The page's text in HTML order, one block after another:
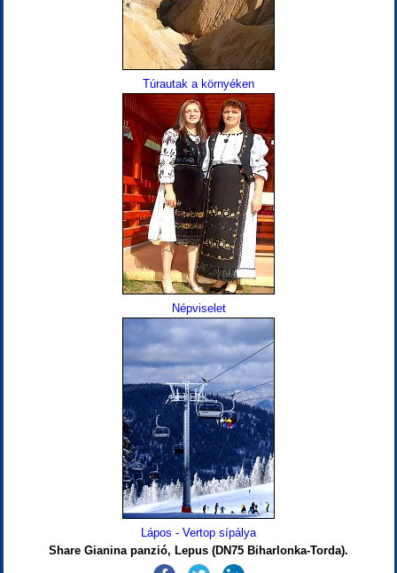
Túrautak a környéken
Népviselet
Lápos - Vertop sípálya
Share Gianina panzió, Lepus (DN75 Biharlonka-Torda).